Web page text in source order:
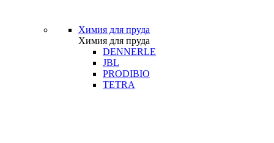
Химия для пруда
Химия для пруда
DENNERLE
JBL
PRODIBIO
TETRA